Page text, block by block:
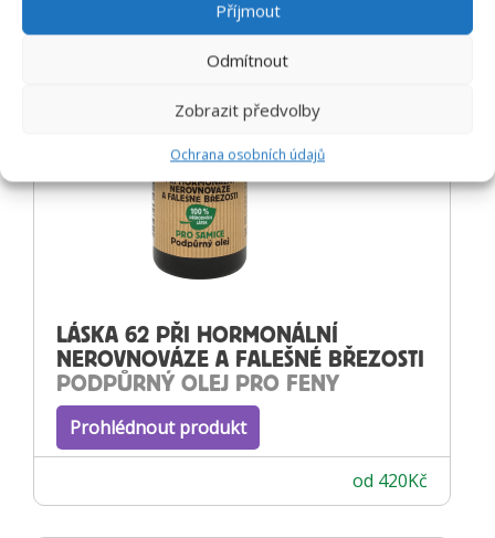
Příjmout
Odmítnout
Zobrazit předvolby
Ochrana osobních údajů
LÁSKA 62 PŘI HORMONÁLNÍ
NEROVNOVÁZE A FALEŠNÉ BŘEZOSTI
PODPŮRNÝ OLEJ PRO FENY
Prohlédnout produkt
od 420Kč